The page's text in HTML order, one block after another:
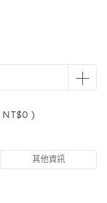
NT$0 )
其他資訊